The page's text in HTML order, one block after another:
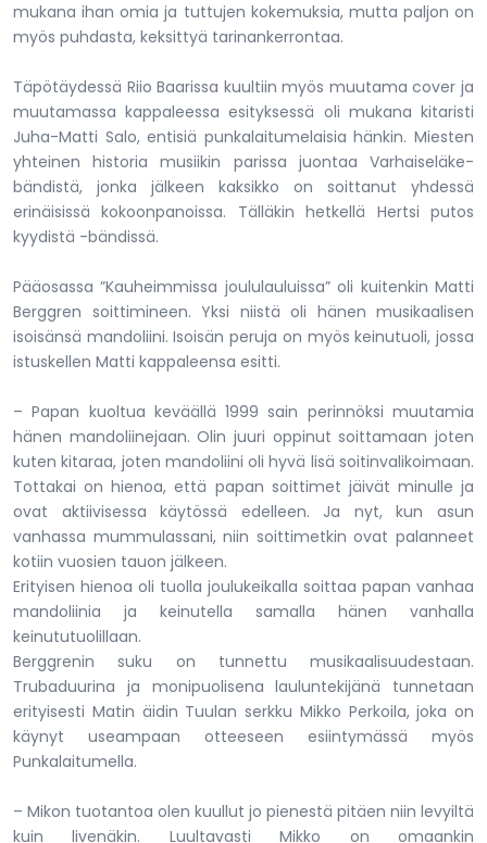
mukana ihan omia ja tuttujen kokemuksia, mutta paljon on
myös puhdasta, keksittyä tarinankerrontaa.
Täpötäydessä Riio Baarissa kuultiin myös muutama cover ja
muutamassa kappaleessa esityksessä oli mukana kitaristi
Juha-Matti Salo, entisiä punkalaitumelaisia hänkin. Miesten
yhteinen historia musiikin parissa juontaa Varhaiseläke-
bändistä, jonka jälkeen kaksikko on soittanut yhdessä
erinäisissä kokoonpanoissa. Tälläkin hetkellä Hertsi putos
kyydistä -bändissä.
Pääosassa ”Kauheimmissa joululauluissa” oli kuitenkin Matti
Berggren soittimineen. Yksi niistä oli hänen musikaalisen
isoisänsä mandoliini. Isoisän peruja on myös keinutuoli, jossa
istuskellen Matti kappaleensa esitti.
– Papan kuoltua keväällä 1999 sain perinnöksi muutamia
hänen mandoliinejaan. Olin juuri oppinut soittamaan joten
kuten kitaraa, joten mandoliini oli hyvä lisä soitinvalikoimaan.
Tottakai on hienoa, että papan soittimet jäivät minulle ja
ovat aktiivisessa käytössä edelleen. Ja nyt, kun asun
vanhassa mummulassani, niin soittimetkin ovat palanneet
kotiin vuosien tauon jälkeen.
Erityisen hienoa oli tuolla joulukeikalla soittaa papan vanhaa
mandoliinia ja keinutella samalla hänen vanhalla
keinututuolillaan.
Berggrenin suku on tunnettu musikaalisuudestaan.
Trubaduurina ja monipuolisena lauluntekijänä tunnetaan
erityisesti Matin äidin Tuulan serkku Mikko Perkoila, joka on
käynyt useampaan otteeseen esiintymässä myös
Punkalaitumella.
– Mikon tuotantoa olen kuullut jo pienestä pitäen niin levyiltä
kuin livenäkin. Luultavasti Mikko on omaankin